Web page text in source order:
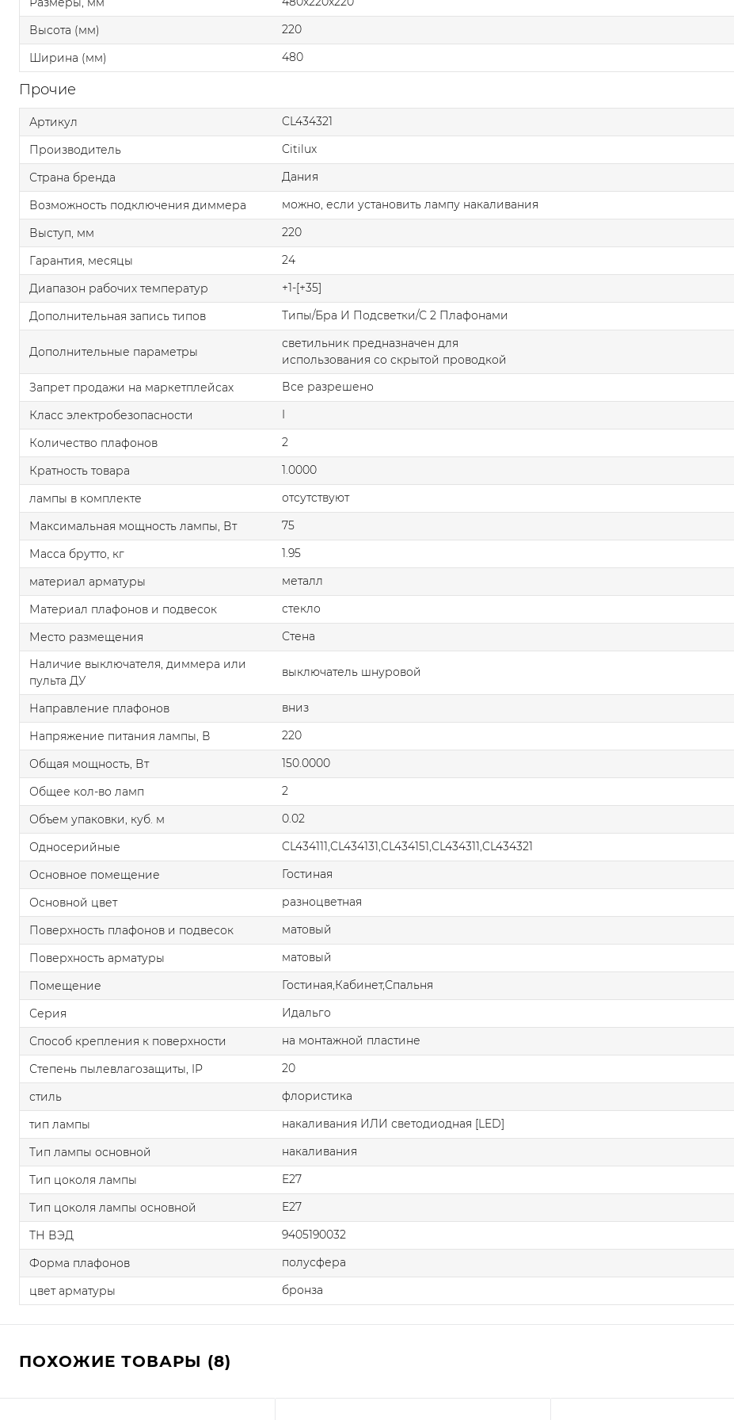
Высота (мм)
220
Ширина (мм)
480
Прочие
Артикул
CL434321
Производитель
Citilux
Страна бренда
Дания
Возможность подключения диммера
можно, если установить лампу накаливания
Выступ, мм
220
Гарантия, месяцы
24
Диапазон рабочих температур
+1-[+35]
Дополнительная запись типов
Типы/Бра И Подсветки/С 2 Плафонами
Дополнительные параметры
светильник предназначен для
использования со скрытой проводкой
Запрет продажи на маркетплейсах
Все разрешено
Класс электробезопасности
I
Количество плафонов
2
Кратность товара
1.0000
лампы в комплекте
отсутствуют
Максимальная мощность лампы, Вт
75
Масса брутто, кг
1.95
материал арматуры
металл
Материал плафонов и подвесок
стекло
Место размещения
Стена
Наличие выключателя, диммера или
пульта ДУ
выключатель шнуровой
Направление плафонов
вниз
Напряжение питания лампы, В
220
Общая мощность, Вт
150.0000
Общее кол-во ламп
2
Объем упаковки, куб. м
0.02
Односерийные
CL434111,CL434131,CL434151,CL434311,CL434321
Основное помещение
Гостиная
Основной цвет
разноцветная
Поверхность плафонов и подвесок
матовый
Поверхность арматуры
матовый
Помещение
Гостиная,Кабинет,Спальня
Серия
Идальго
Способ крепления к поверхности
на монтажной пластине
Степень пылевлагозащиты, IP
20
стиль
флористика
тип лампы
накаливания ИЛИ светодиодная [LED]
Тип лампы основной
накаливания
Тип цоколя лампы
E27
Тип цоколя лампы основной
E27
ТН ВЭД
9405190032
Форма плафонов
полусфера
цвет арматуры
бронза
ПОХОЖИЕ ТОВАРЫ (8)